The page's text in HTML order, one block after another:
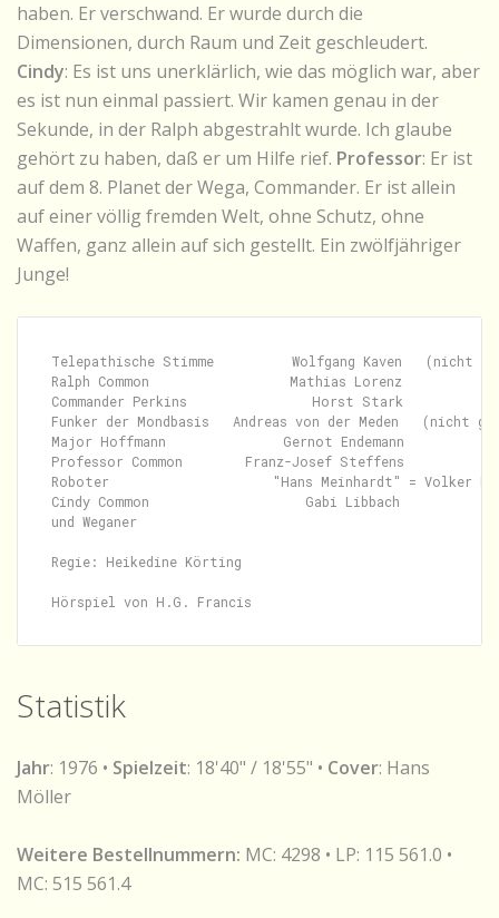
haben. Er verschwand. Er wurde durch die
Dimensionen, durch Raum und Zeit geschleudert.
Cindy: Es ist uns unerklärlich, wie das möglich war, aber
es ist nun einmal passiert. Wir kamen genau in der
Sekunde, in der Ralph abgestrahlt wurde. Ich glaube
gehört zu haben, daß er um Hilfe rief. Professor: Er ist
auf dem 8. Planet der Wega, Commander. Er ist allein
auf einer völlig fremden Welt, ohne Schutz, ohne
Waffen, ganz allein auf sich gestellt. Ein zwölfjähriger
Junge!
Telepathische Stimme          Wolfgang Kaven   (nicht
Ralph Common                  Mathias Lorenz
Commander Perkins                Horst Stark
Funker der Mondbasis   Andreas von der Meden   (nicht
Major Hoffmann               Gernot Endemann
Professor Common        Franz-Josef Steffens
Roboter                     "Hans Meinhardt" = Volker
Cindy Common                    Gabi Libbach
und Weganer
Regie: Heikedine Körting
Statistik
Jahr: 1976 • Spielzeit: 18'40" / 18'55" • Cover: Hans
Möller
Weitere Bestellnummern: MC: 4298 • LP: 115 561.0 •
MC: 515 561.4